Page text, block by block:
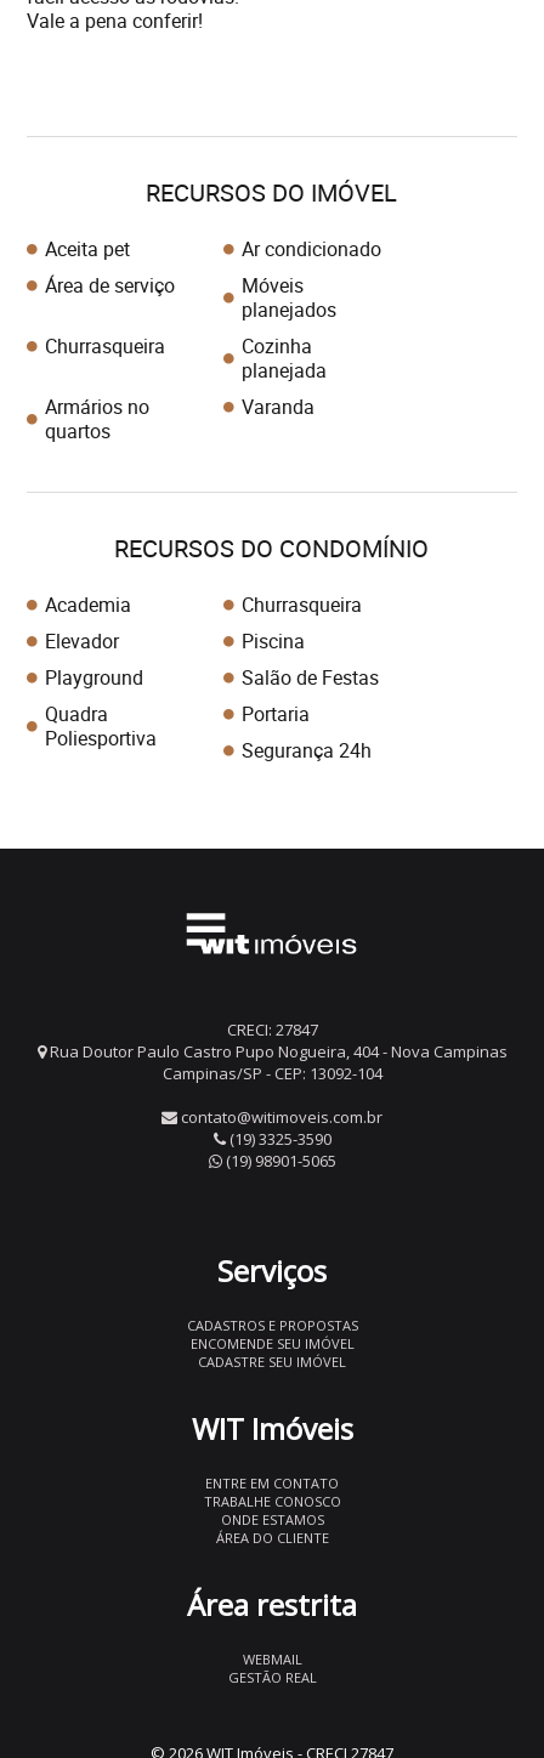
Vale a pena conferir!
RECURSOS DO IMÓVEL
Aceita pet
Ar condicionado
Área de serviço
Móveis
planejados
Churrasqueira
Cozinha
planejada
Armários no
quartos
Varanda
RECURSOS DO CONDOMÍNIO
Academia
Churrasqueira
Elevador
Piscina
Playground
Salão de Festas
Quadra
Poliesportiva
Portaria
Segurança 24h
CRECI: 27847
Rua Doutor Paulo Castro Pupo Nogueira, 404 - Nova Campinas
Campinas/SP - CEP: 13092-104
contato@witimoveis.com.br
(19) 3325-3590
(19) 98901-5065
Serviços
CADASTROS E PROPOSTAS
ENCOMENDE SEU IMÓVEL
CADASTRE SEU IMÓVEL
WIT Imóveis
ENTRE EM CONTATO
TRABALHE CONOSCO
ONDE ESTAMOS
ÁREA DO CLIENTE
Área restrita
WEBMAIL
GESTÃO REAL
© 2026 WIT Imóveis - CRECI 27847